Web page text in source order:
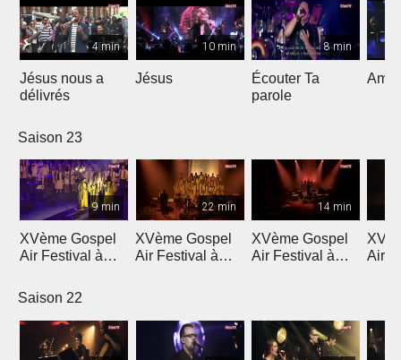
4 min
Jésus nous a
délivrés
10 min
Jésus
8 min
Écouter Ta
parole
Ami
Saison 23
9 min
XVème Gospel
Air Festival à
22 min
XVème Gospel
Air Festival à
14 min
XVème Gospel
Air Festival à
Air
Saison 22